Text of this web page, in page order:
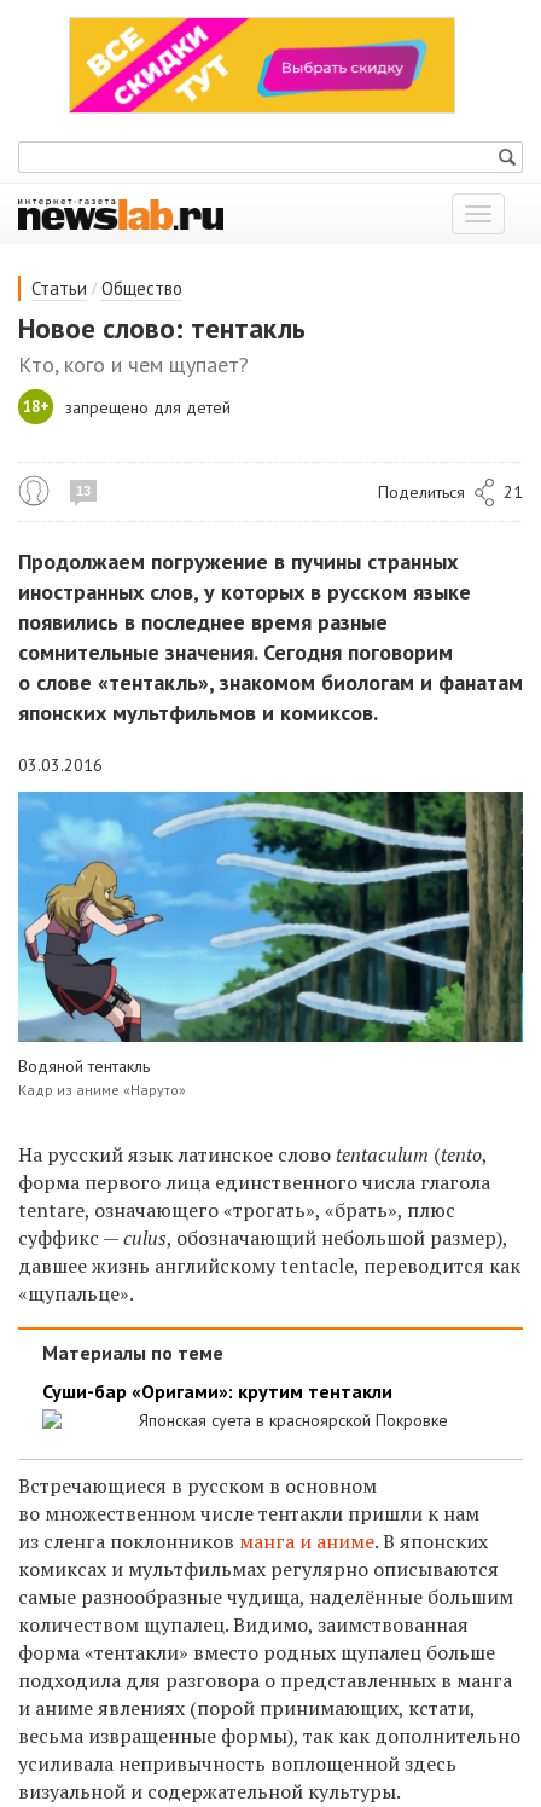
Показать
меню
Статьи / Общество
Новое слово: тентакль
Кто, кого и чем щупает?
18+ запрещено для детей
13 Поделиться 21
Продолжаем погружение в пучины странных
иностранных слов, у которых в русском языке
появились в последнее время разные
сомнительные значения. Сегодня поговорим
о слове «тентакль», знакомом биологам и фанатам
японских мультфильмов и комиксов.
03.03.2016
Водяной тентакль
Кадр из аниме «Наруто»
На русский язык латинское слово tentaculum (tento,
форма первого лица единственного числа глагола
tentare, означающего «трогать», «брать», плюс
суффикс —culus, обозначающий небольшой размер),
давшее жизнь английскому tentacle, переводится как
«щупальце».
Материалы по теме
Суши-бар «Оригами»: крутим тентакли
Японская суета в красноярской Покровке
Встречающиеся в русском в основном
во множественном числе тентакли пришли к нам
из сленга поклонников манга и аниме. В японских
комиксах и мультфильмах регулярно описываются
самые разнообразные чудища, наделённые большим
количеством щупалец. Видимо, заимствованная
форма «тентакли» вместо родных щупалец больше
подходила для разговора о представленных в манга
и аниме явлениях (порой принимающих, кстати,
весьма извращенные формы), так как дополнительно
усиливала непривычность воплощенной здесь
визуальной и содержательной культуры.